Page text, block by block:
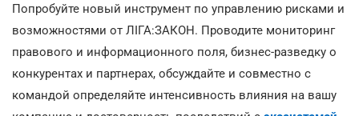
Попробуйте новый инструмент по управлению рисками и
возможностями от ЛІГА:ЗАКОН. Проводите мониторинг
правового и информационного поля, бизнес-разведку о
конкурентах и партнерах, обсуждайте и совместно с
командой определяйте интенсивность влияния на вашу